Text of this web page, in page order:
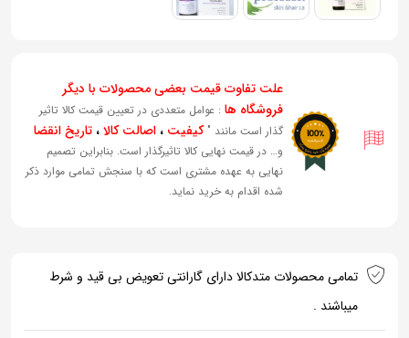
علت تفاوت قیمت بعضی محصولات با دیگر
فروشگاه ها : عوامل متعددی در تعیین قیمت کالا تاثیر
گذار است مانند "کیفیت ، اصالت کالا، تاریخ انقضا
و… در قیمت نهایی کالا تاثیرگذار است. بنابراین تصمیم
نهایی به عهده مشتری است که با سنجش تمامی موارد ذکر
شده اقدام به خرید نماید.
تمامی محصولات متدکالا دارای گارانتی تعویض بی قید و شرط
میباشند .